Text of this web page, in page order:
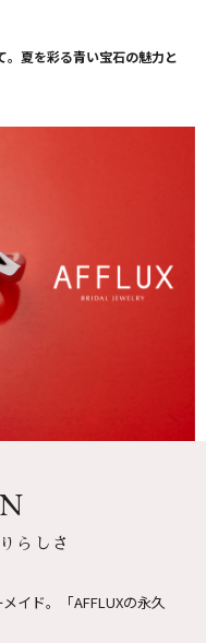
。夏を彩る青い宝石の魅力と
らしさ
イド。
「AFFLUXの永久